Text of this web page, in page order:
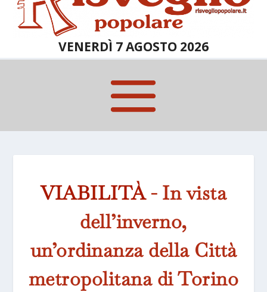
VENERDÌ 7 AGOSTO 2026
VIABILITÀ- In vista
dell’inverno,
un’ordinanza della Città
metropolitana di Torino